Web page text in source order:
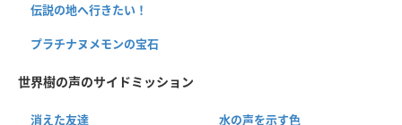
伝説の地へ行きたい！
プラチナヌメモンの宝石
世界樹の声のサイドミッション
消えた友達 水の声を示す色